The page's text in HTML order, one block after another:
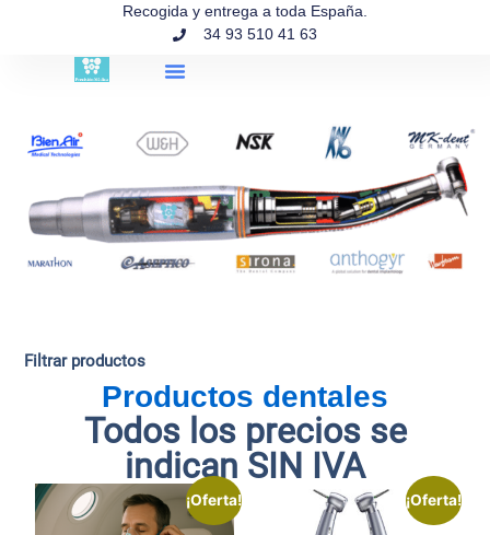
Recogida y entrega a toda España.
34 93 510 41 63
Filtrar productos
Productos dentales
Todos los precios se
indican SIN IVA
¡Oferta! ¡Oferta!